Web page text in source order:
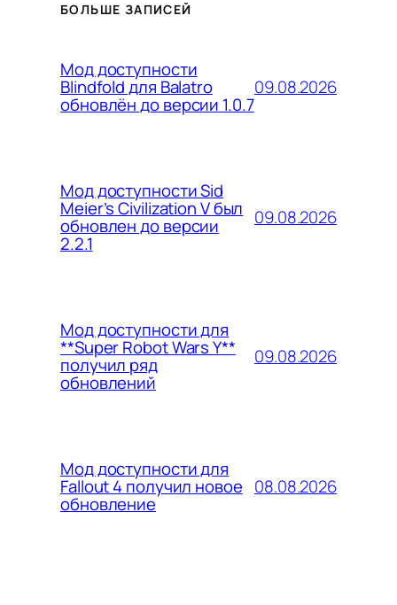
БОЛЬШЕ ЗАПИСЕЙ
Мод доступности
Blindfold для Balatro
обновлён до версии 1.0.7
09.08.2026
Мод доступности Sid
Meier’s Civilization V был
обновлен до версии
2.2.1
09.08.2026
Мод доступности для
**Super Robot Wars Y**
получил ряд
обновлений
09.08.2026
Мод доступности для
Fallout 4 получил новое
обновление
08.08.2026